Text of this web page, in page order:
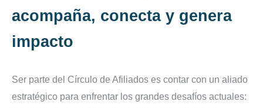
acompaña, conecta y genera
impacto
Ser parte del Círculo de Afiliados es contar con un aliado
estratégico para enfrentar los grandes desafíos actuales: